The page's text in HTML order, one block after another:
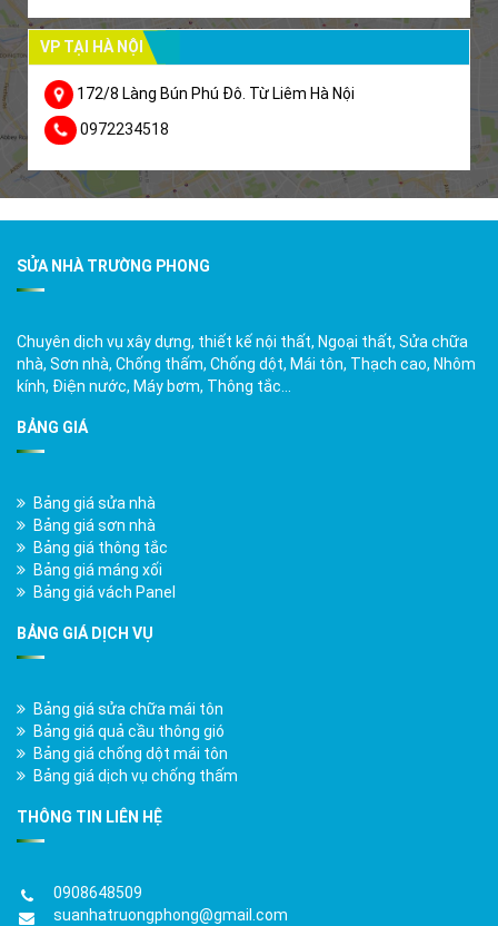
VP TẠI HÀ NỘI
172/8 Làng Bún Phú Đô. Từ Liêm Hà Nội
0972234518
SỬA NHÀ TRƯỜNG PHONG
Chuyên dịch vụ xây dựng, thiết kế nội thất, Ngoại thất, Sửa chữa
nhà, Sơn nhà, Chống thấm, Chống dột, Mái tôn, Thạch cao, Nhôm
kính, Điện nước, Máy bơm, Thông tắc…
BẢNG GIÁ
Bảng giá sửa nhà
Bảng giá sơn nhà
Bảng giá thông tắc
Bảng giá máng xối
Bảng giá vách Panel
BẢNG GIÁ DỊCH VỤ
Bảng giá sửa chữa mái tôn
Bảng giá quả cầu thông gió
Bảng giá chống dột mái tôn
Bảng giá dịch vụ chống thấm
THÔNG TIN LIÊN HỆ
0908648509
suanhatruongphong@gmail.com